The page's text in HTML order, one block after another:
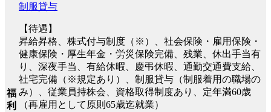
福
利
制服貸与
【待遇】
昇給昇格、株式付与制度（※）、社会保険・雇用保険・
健康保険・厚生年金・労災保険完備、残業、休出手当有
り、深夜手当、有給休暇、慶弔休暇、通勤交通費支給、
社宅完備（※規定あり）、制服貸与（制服着用の職場の
み）、従業員持株会、資格取得制度あり、定年満60歳
（再雇用として原則65歳迄就業）